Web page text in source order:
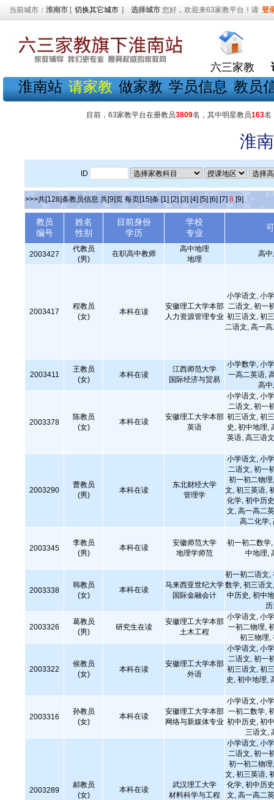
当前城市： 淮南市 [ 切换其它城市 ] 选择城市 您好，欢迎来63家教平台！请 登
六三家教
淮南站 请家教 做家教 学员信息 教员
目前，63家教平台在册教员3809名，其中明星教员163名
淮
ID
>>>共[128]条教员信息 共[9]页 每页[15]条 [1] [2] [3] [4] [5] [6] [7] 8 [9]
教员
编号
姓名
性别
目前身份
学历
学校
专业
2003427
代教员
(男)
在职高中教师
高中地理
地理
高
2003417
程教员
(女)
本科在读
安徽理工大学本部
人力资源管理专业
小学语文, 小
二语文, 初一
初三语文, 初
二语文, 高一
2003411
王教员
(女)
本科在读
江西师范大学
国际经济与贸易
小学数学, 小
一高二英语,
高
2003378
陈教员
(女)
本科在读
安徽理工大学本部
英语
小学语文, 小
二语文, 初一
初三语文, 初
史, 初中地理,
英语, 高三语
2003290
曹教员
(男)
本科在读
东北财经大学
管理学
小学语文, 小
二语文, 初一
初一初二物
文, 初三英语,
化学, 初中历
文, 高一高二
高二化学,
2003345
李教员
(男)
本科在读
安徽师范大学
地理学师范
初一初二数学
中地理,
2003338
韩教员
(女)
本科在读
马来西亚世纪大学
国际金融会计
初一初二语文,
数学, 初三语
中历史, 初中
2003326
葛教员
(男)
研究生在读
安徽理工大学本部
土木工程
小学语文, 小
一初二物理,
初三物理,
2003322
侯教员
(女)
本科在读
安徽理工大学本部
外语
小学语文, 小
二语文, 初一
初三语文, 初
史, 初中地理,
2003316
孙教员
(女)
本科在读
安徽理工大学本部
网络与新媒体专业
小学语文, 小
一初二数学,
初中历史, 初
三语文,
2003289
郝教员
(女)
本科在读
武汉理工大学
材料科学与工程
小学语文, 小
二语文, 初一
初一初二物
文, 初三英语,
化学, 初中历
文, 高一高二